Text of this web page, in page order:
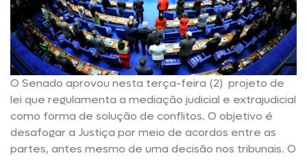
O Senado aprovou nesta terça-feira (2) projeto de
lei que regulamenta a mediação judicial e extrajudicial
como forma de solução de conflitos. O objetivo é
desafogar a Justiça por meio de acordos entre as
partes, antes mesmo de uma decisão nos tribunais. O